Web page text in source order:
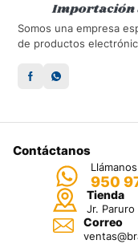
Somos una empresa
de productos
Contáctanos
950
Tienda
Jr. Paruro
Correo